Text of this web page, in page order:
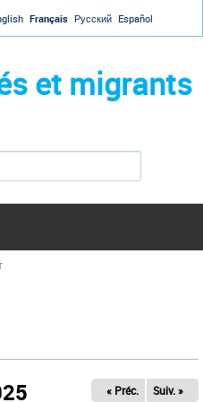
Français Русский Español
et migrants
« Préc. Suiv. »